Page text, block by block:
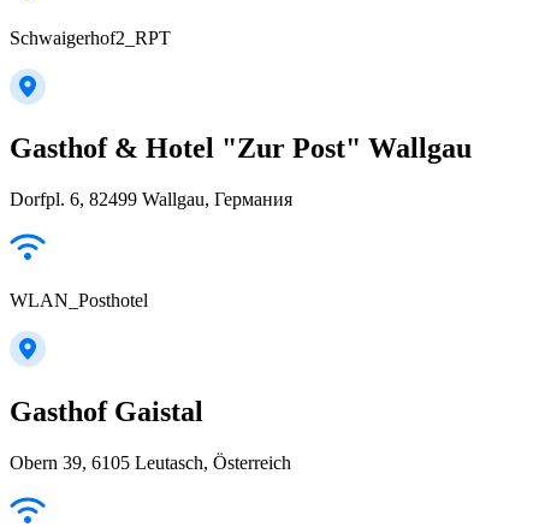
Schwaigerhof2_RPT
Gasthof & Hotel "Zur Post" Wallgau
Dorfpl. 6, 82499 Wallgau, Германия
WLAN_Posthotel
Gasthof Gaistal
Obern 39, 6105 Leutasch, Österreich